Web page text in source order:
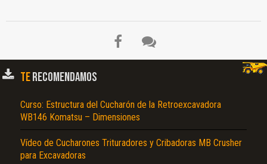
TERECOMENDAMOS
Curso: Estructura del Cucharón de la Retroexcavadora
WB146 Komatsu – Dimensiones
Vídeo de Cucharones Trituradores y Cribadoras MB Crusher
para Excavadoras
El Título es incorrecto según el contenido.
Texto o Imagen de portada son erróneos.
No carga o no se visualiza el contenido.